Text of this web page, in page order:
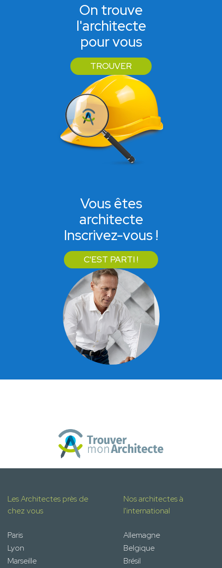
On trouve
l'architecte
pour vous
TROUVER
Vous êtes
architecte
Inscrivez-vous !
C'EST PARTI !
Les Architectes près de
chez vous
Paris
Lyon
Marseille
Nos architectes à
l'international
Allemagne
Belgique
Brésil